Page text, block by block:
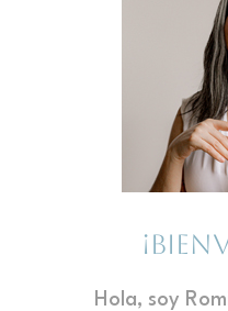
Hola, soy